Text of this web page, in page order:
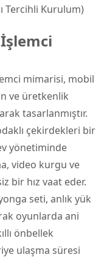
Tercihli Kurulum)
mimarisi, mobil
ve üretkenlik
tasarlanmıştır.
çekirdekleri bir
yönetiminde
video kurgu ve
bir hız vaat eder.
seti, anlık yük
oyunlarda ani
önbellek
ulaşma süresi